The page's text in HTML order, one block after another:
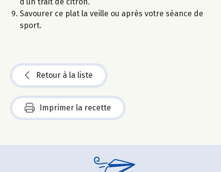
Savourer ce plat la veille ou après votre séance de
sport.
Retour à la liste
Imprimer la recette